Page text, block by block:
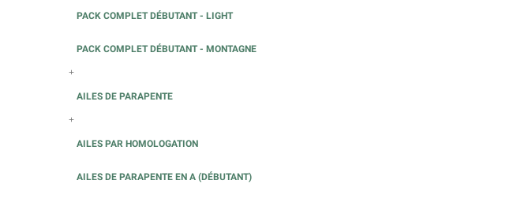
PACK COMPLET DÉBUTANT - LIGHT
PACK COMPLET DÉBUTANT - MONTAGNE
+
AILES DE PARAPENTE
+
AILES PAR HOMOLOGATION
AILES DE PARAPENTE EN A (DÉBUTANT)